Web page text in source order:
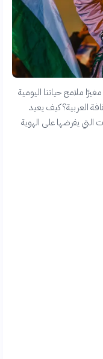
ملامح حياتنا اليومية
العربية؟ كيف يعيد
التي يفرضها على الهوية